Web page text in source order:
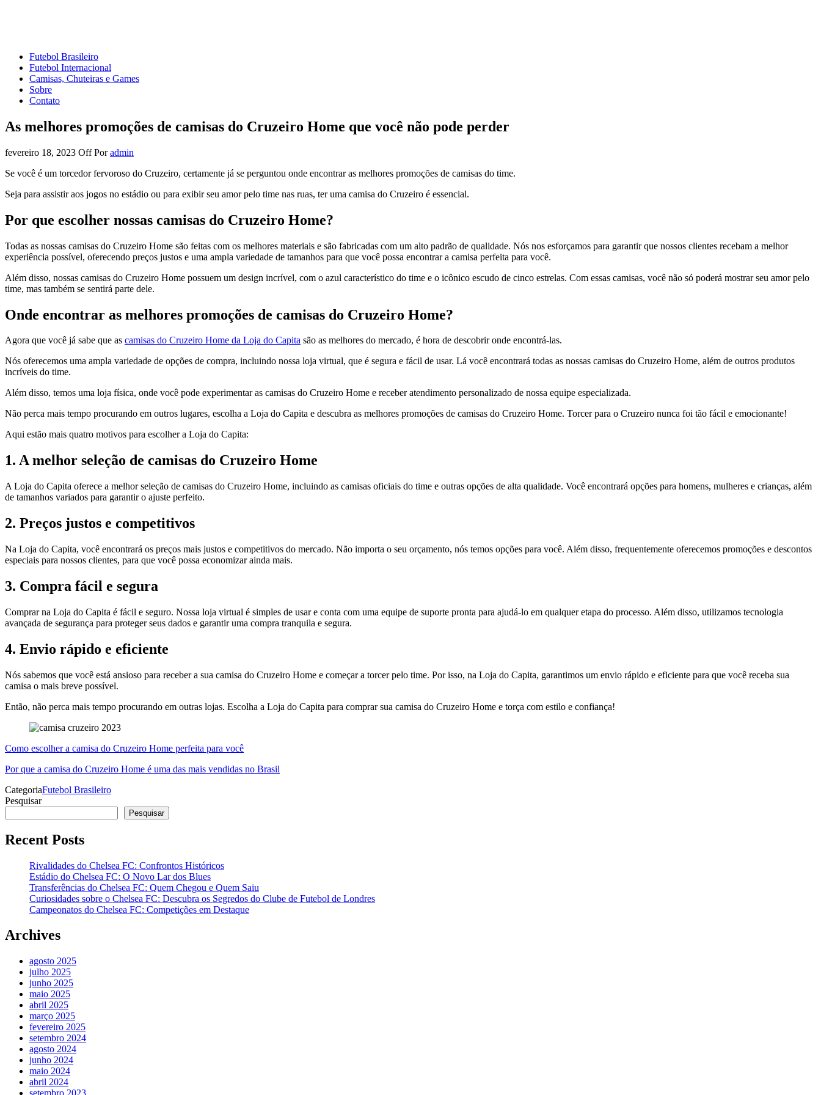
Futebol Brasileiro
Futebol Internacional
Camisas, Chuteiras e Games
Sobre
Contato
As melhores promoções de camisas do Cruzeiro Home que você não pode perder
fevereiro 18, 2023 OffPor admin
Se você é um torcedor fervoroso do Cruzeiro, certamente já se perguntou onde encontrar as melhores promoções de camisas do time.
Seja para assistir aos jogos no estádio ou para exibir seu amor pelo time nas ruas, ter uma camisa do Cruzeiro é essencial.
Por que escolher nossas camisas do Cruzeiro Home?
Todas as nossas camisas do Cruzeiro Home são feitas com os melhores materiais e são fabricadas com um alto padrão de qualidade. Nós nos esforçamos para garantir que nossos clientes recebam a melhor
experiência possível, oferecendo preços justos e uma ampla variedade de tamanhos para que você possa encontrar a camisa perfeita para você.
Além disso, nossas camisas do Cruzeiro Home possuem um design incrível, com o azul característico do time e o icônico escudo de cinco estrelas. Com essas camisas, você não só poderá mostrar seu amor pelo
time, mas também se sentirá parte dele.
Onde encontrar as melhores promoções de camisas do Cruzeiro Home?
Agora que você já sabe que as camisas do Cruzeiro Home da Loja do Capita são as melhores do mercado, é hora de descobrir onde encontrá-las.
Nós oferecemos uma ampla variedade de opções de compra, incluindo nossa loja virtual, que é segura e fácil de usar. Lá você encontrará todas as nossas camisas do Cruzeiro Home, além de outros produtos
incríveis do time.
Além disso, temos uma loja física, onde você pode experimentar as camisas do Cruzeiro Home e receber atendimento personalizado de nossa equipe especializada.
Não perca mais tempo procurando em outros lugares, escolha a Loja do Capita e descubra as melhores promoções de camisas do Cruzeiro Home. Torcer para o Cruzeiro nunca foi tão fácil e emocionante!
Aqui estão mais quatro motivos para escolher a Loja do Capita:
1. A melhor seleção de camisas do Cruzeiro Home
A Loja do Capita oferece a melhor seleção de camisas do Cruzeiro Home, incluindo as camisas oficiais do time e outras opções de alta qualidade. Você encontrará opções para homens, mulheres e crianças, além
de tamanhos variados para garantir o ajuste perfeito.
2. Preços justos e competitivos
Na Loja do Capita, você encontrará os preços mais justos e competitivos do mercado. Não importa o seu orçamento, nós temos opções para você. Além disso, frequentemente oferecemos promoções e descontos
especiais para nossos clientes, para que você possa economizar ainda mais.
3. Compra fácil e segura
Comprar na Loja do Capita é fácil e seguro. Nossa loja virtual é simples de usar e conta com uma equipe de suporte pronta para ajudá-lo em qualquer etapa do processo. Além disso, utilizamos tecnologia
avançada de segurança para proteger seus dados e garantir uma compra tranquila e segura.
4. Envio rápido e eficiente
Nós sabemos que você está ansioso para receber a sua camisa do Cruzeiro Home e começar a torcer pelo time. Por isso, na Loja do Capita, garantimos um envio rápido e eficiente para que você receba sua
camisa o mais breve possível.
Então, não perca mais tempo procurando em outras lojas. Escolha a Loja do Capita para comprar sua camisa do Cruzeiro Home e torça com estilo e confiança!
Como escolher a camisa do Cruzeiro Home perfeita para você
Por que a camisa do Cruzeiro Home é uma das mais vendidas no Brasil
CategoriaFutebol Brasileiro
Pesquisar
Pesquisar
Recent Posts
Rivalidades do Chelsea FC: Confrontos Históricos
Estádio do Chelsea FC: O Novo Lar dos Blues
Transferências do Chelsea FC: Quem Chegou e Quem Saiu
Curiosidades sobre o Chelsea FC: Descubra os Segredos do Clube de Futebol de Londres
Campeonatos do Chelsea FC: Competições em Destaque
Archives
agosto 2025
julho 2025
junho 2025
maio 2025
abril 2025
março 2025
fevereiro 2025
setembro 2024
agosto 2024
junho 2024
maio 2024
abril 2024